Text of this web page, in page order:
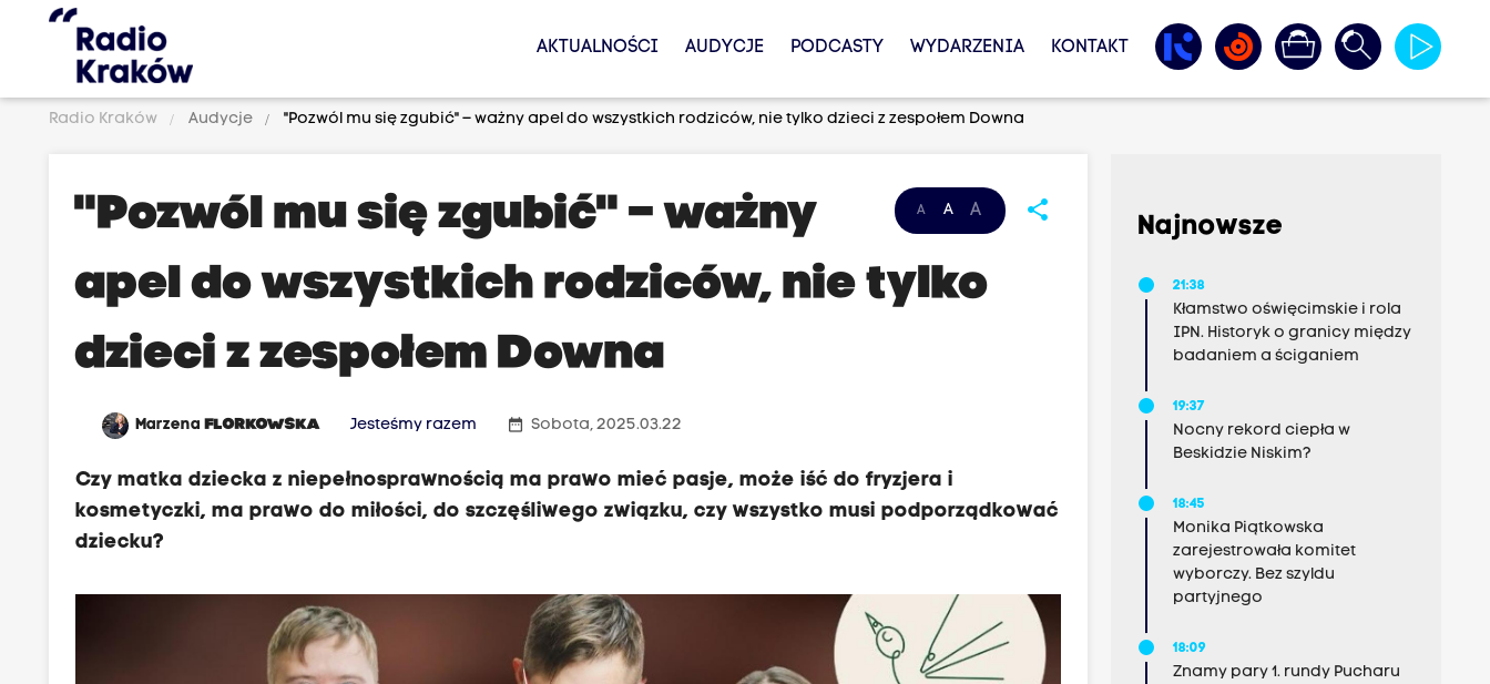
AKTUALNOŚCI AUDYCJE PODCASTY WYDARZENIA KONTAKT
Radio Kraków Audycje "Pozwól mu się zgubić" – ważny apel do wszystkich rodziców, nie tylko dzieci z zespołem Downa
A A A share
"Pozwól mu się zgubić" – ważny
apel do wszystkich rodziców, nie tylko
dzieci z zespołem Downa
MarzenaFLORKOWSKA Jesteśmy razem date_range Sobota, 2025.03.22
Czy matka dziecka z niepełnosprawnością ma prawo mieć pasje, może iść do fryzjera i
kosmetyczki, ma prawo do miłości, do szczęśliwego związku, czy wszystko musi podporządkować
dziecku?
Najnowsze
21:38
Kłamstwo oświęcimskie i rola
IPN. Historyk o granicy między
badaniem a ściganiem
19:37
Nocny rekord ciepła w
Beskidzie Niskim?
18:45
Monika Piątkowska
zarejestrowała komitet
wyborczy. Bez szyldu
partyjnego
18:09
Znamy pary 1. rundy Pucharu